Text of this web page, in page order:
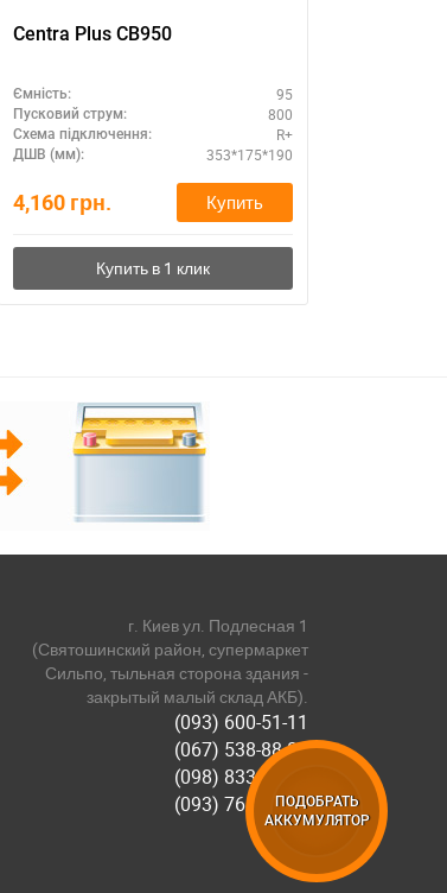
Centra Plus CB950
Ємність: 95
Пусковий струм: 800
Схема підключення: R+
ДШВ (мм): 353*175*190
4,160 грн. Купить
г. Киев ул. Подлесная 1
(Святошинский район, супермаркет
Сильпо, тыльная сторона здания -
закрытый малый склад АКБ).
(093) 600-51-11
(067) 538-88-81
(098) 833-44-55
(093) 768-11-61ПОДОБРАТЬ
АККУМУЛЯТОР